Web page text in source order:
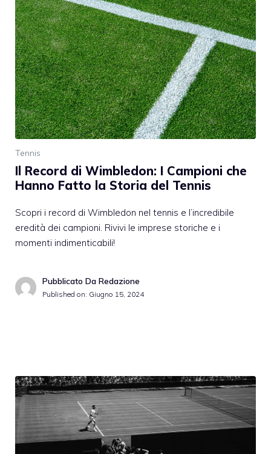
Tennis
Il Record di Wimbledon: I Campioni che
Hanno Fatto la Storia del Tennis
Scopri i record di Wimbledon nel tennis e l’incredibile
eredità dei campioni. Rivivi le imprese storiche e i
momenti indimenticabili!
Pubblicato Da Redazione
Published on: Giugno 15, 2024